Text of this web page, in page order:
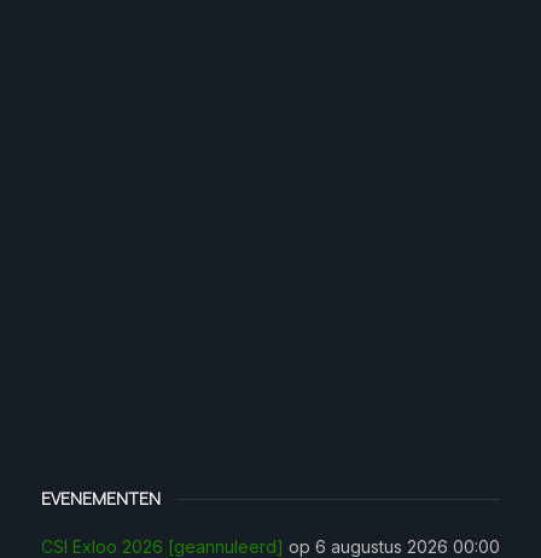
EVENEMENTEN
CSI Exloo 2026 [geannuleerd] op 6 augustus 2026 00:00